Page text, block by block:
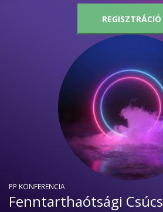
REGISZTRÁCIÓ
PP KONFERENCIA
Fenntarthaótsági Csúcs